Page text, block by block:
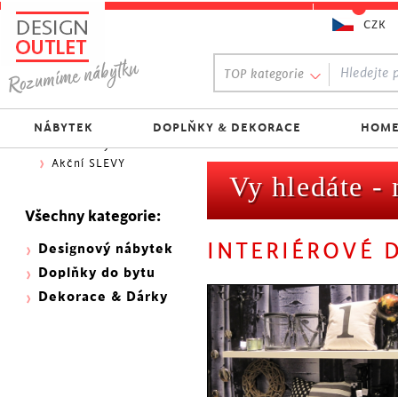
Vy hledáte -
INTERIÉROVÉ
Oblíbený výběr:
300 NOVINEK
333 BESTSELLERŮ
Nejlevnější do 1.500 Kč
Skladovky
Akční SLEVY
Všechny kategorie:
Designový nábytek
Doplňky do bytu
Dekorace & Dárky
TOP kategorie
NÁBYTEK DOPLŇKY & DEKORACE
CZK